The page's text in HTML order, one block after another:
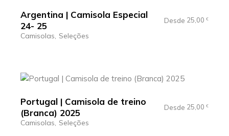
Argentina | Camisola Especial
24- 25
Desde 25,00 €
Camisolas Seleções
Portugal | Camisola de treino
(Branca) 2025
Desde 25,00 €
Camisolas Seleções